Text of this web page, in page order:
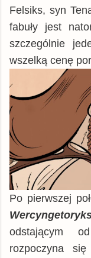
Felsiks, syn
fabuły jest
szczególnie
wszelką cenę
Po pierwszej
odstającym
rozpoczyna